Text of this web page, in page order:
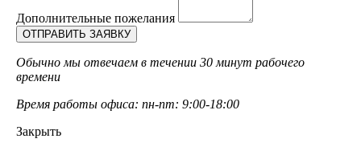
Дополнительные пожелания
Обычно мы отвечаем в течении 30 минут рабочего
времени
Время работы офиса: пн-пт: 9:00-18:00
Закрыть